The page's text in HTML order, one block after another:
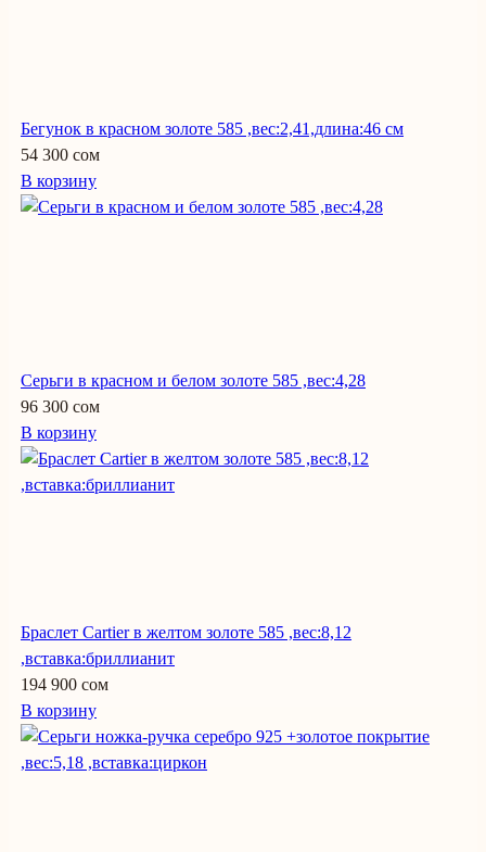
Бегунок в красном золоте 585 ,вес:2,41,длина:46 см
54 300 сом
В корзину
Серьги в красном и белом золоте 585 ,вес:4,28
96 300 сом
В корзину
Браслет Cartier в желтом золоте 585 ,вес:8,12
,вставка:бриллианит
194 900 сом
В корзину